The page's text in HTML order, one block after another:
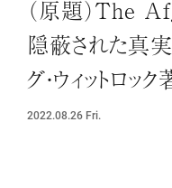
（原題）The
隠蔽された真実
グ・ウィットロッ
2022.08.26 Fri.